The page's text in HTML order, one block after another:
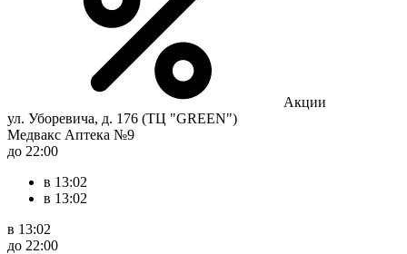
Акции
ул. Уборевича, д. 176 (ТЦ "GREEN")
Медвакс Аптека №9
до 22:00
в 13:02
в 13:02
в 13:02
до 22:00